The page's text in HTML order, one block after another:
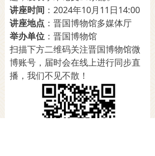
讲座时间 ：2024年10月11日14:00
讲座地点 ：晋国博物馆多媒体厅
举办单位 ：晋国博物馆
扫描下方二维码关注晋国博物馆微
博账号，届时会在线上进行同步直
播，我们不见不散！